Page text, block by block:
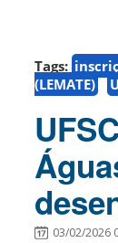
Tags:
(LEMATE)
03/02/2026